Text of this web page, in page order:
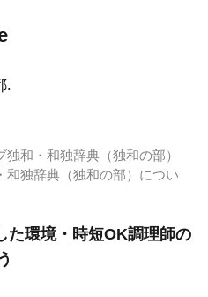
.
和・和独辞典（独和の部）
和独辞典（独和の部）につい
た環境・時短OK調理師の